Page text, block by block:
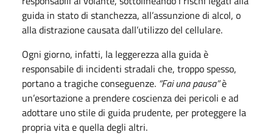
guida in stato di stanchezza, all’assunzione di alcol, o
alla distrazione causata dall’utilizzo del cellulare.
Ogni giorno, infatti, la leggerezza alla guida è
responsabile di incidenti stradali che, troppo spesso,
portano a tragiche conseguenze. “Fai una pausa”è
un’esortazione a prendere coscienza dei pericoli e ad
adottare uno stile di guida prudente, per proteggere la
propria vita e quella degli altri.